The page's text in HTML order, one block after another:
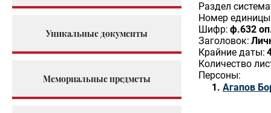
Уникальные документы
Мемориальные предметы
Раздел
Номер единицы
Шифр: ф.632
Заголовок:
Крайние даты:
Количество
Персоны:
Агапов